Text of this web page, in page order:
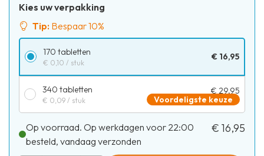
Kies uw verpakking
Tip: Bespaar 10%
170 tabletten
€ 0,10 / stuk
€ 16,95
340 tabletten
€ 0,09 / stuk
€ 29,95
Voordeligste keuze
Op voorraad. Op werkdagen voor 22:00
besteld, vandaag verzonden
€ 16,95